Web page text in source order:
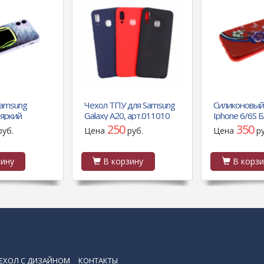
ярко-
Чехол ТПУ для Samsung
Galaxy A20, арт.011010
(Темно-синий)
Цена 250руб.
В корзину
Iphone 6/6S
цветами,
бабочками
Цена 350
В
С ДИЗАЙНОМ КОНТАКТЫ